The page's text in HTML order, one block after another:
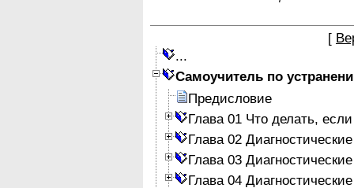
[
Самоучитель по
Предисловие
Глава 01 Что делать,
Глава 02
Глава 03
Глава 04